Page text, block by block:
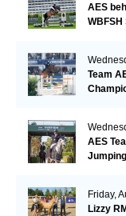
AES
Team
AES
Friday,
Lizzy